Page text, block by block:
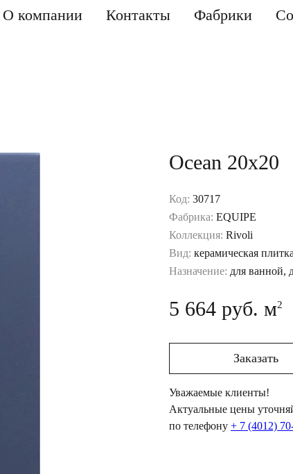
О компании Контакты Фабрики
Ocean 20x20
Код: 30717
Фабрика: EQUIPE
Коллекция: Rivoli
Вид: керамическая
Назначение: для ванной,
5 664 руб. м2
Заказать
Уважаемые клиенты!
Актуальные цены
по телефону + 7 (4012)